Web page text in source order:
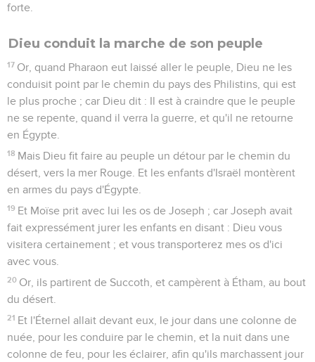
forte.
Dieu conduit la marche de son peuple
17 Or, quand Pharaon eut laissé aller le peuple, Dieu ne les
conduisit point par le chemin du pays des Philistins, qui est
le plus proche ; car Dieu dit : Il est à craindre que le peuple
ne se repente, quand il verra la guerre, et qu'il ne retourne
en Égypte.
18 Mais Dieu fit faire au peuple un détour par le chemin du
désert, vers la mer Rouge. Et les enfants d'Israël montèrent
en armes du pays d'Égypte.
19 Et Moïse prit avec lui les os de Joseph ; car Joseph avait
fait expressément jurer les enfants en disant : Dieu vous
visitera certainement ; et vous transporterez mes os d'ici
avec vous.
20 Or, ils partirent de Succoth, et campèrent à Étham, au bout
du désert.
21 Et l'Éternel allait devant eux, le jour dans une colonne de
nuée, pour les conduire par le chemin, et la nuit dans une
colonne de feu, pour les éclairer, afin qu'ils marchassent jour